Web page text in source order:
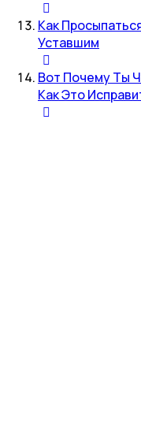
Как
Уставшим
Вот Почему Ты
Как Это